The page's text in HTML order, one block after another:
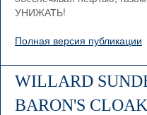
УНИЖАТЬ!
Полная версия публикации
WILLARD
BARON'S